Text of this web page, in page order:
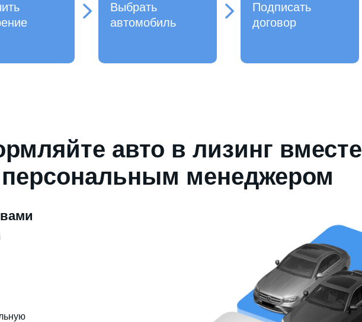
Подписать
договор
Выбрать
автомобиль
авто в лизинг вместе
менеджером